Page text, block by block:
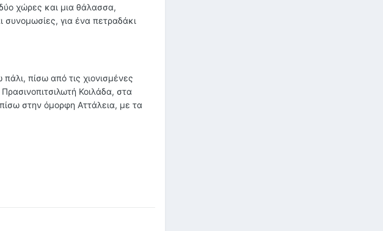
χώρες και μια θάλασσα,
για ένα πετραδάκι
πίσω από τις χιονισμένες
Κοιλάδα, στα
στην όμορφη Αττάλεια, με τα